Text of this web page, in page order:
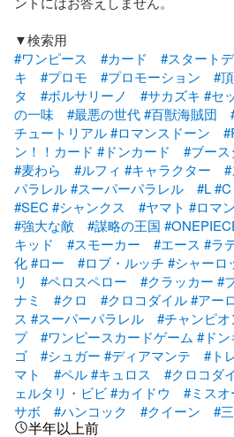
#ワンピース
#カード #スタート
キ
#プロモ #プロモーション #
タ
#ボルサリーノ #サカズキ #セ
の一味
#最悪の世代#百獣海賊団
チュートリアル#ロマンスドーン
ン！！カード #ドンカード #ブース
#麦わら
#ルフィ #キャラクター
パラレル#スーパーパラレル #L#C
#SEC #シャンクス #ヤマト #ロマ
#強大な敵
#謀略の王国
キッド
#スモーカー #エース #ラ
化#ロー #ロブ・ルッチ #シャーロ
リ
#ペロスペロー #クラッカー #
ナミ
#クロ #クロコダイル#アー
ス #スーパーパラレル #チャンピ
プ
#ワンピースカードゲーム #ドン
ゴ
#シュガー #ディアマンテ #ト
マト
#ペル#キュロス #クロコダ
ェルタリ・ビビ#カイドウ #ミス
サボ
#ハンコック #クイーン #
半年以上前